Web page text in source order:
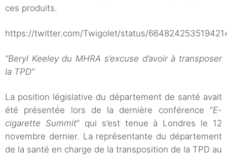
ces produits.
https://twitter.com/Twigolet/status/
“Beryl Keeley du MHRA s’excuse d’avoir à transposer
la TPD”
La position législative du département de santé avait
été présentée lors de la dernière conférence “E-
cigarette Summit” qui s’est tenue à Londres le 12
novembre dernier. La représentante du département
de la santé en charge de la transposition de la TPD au